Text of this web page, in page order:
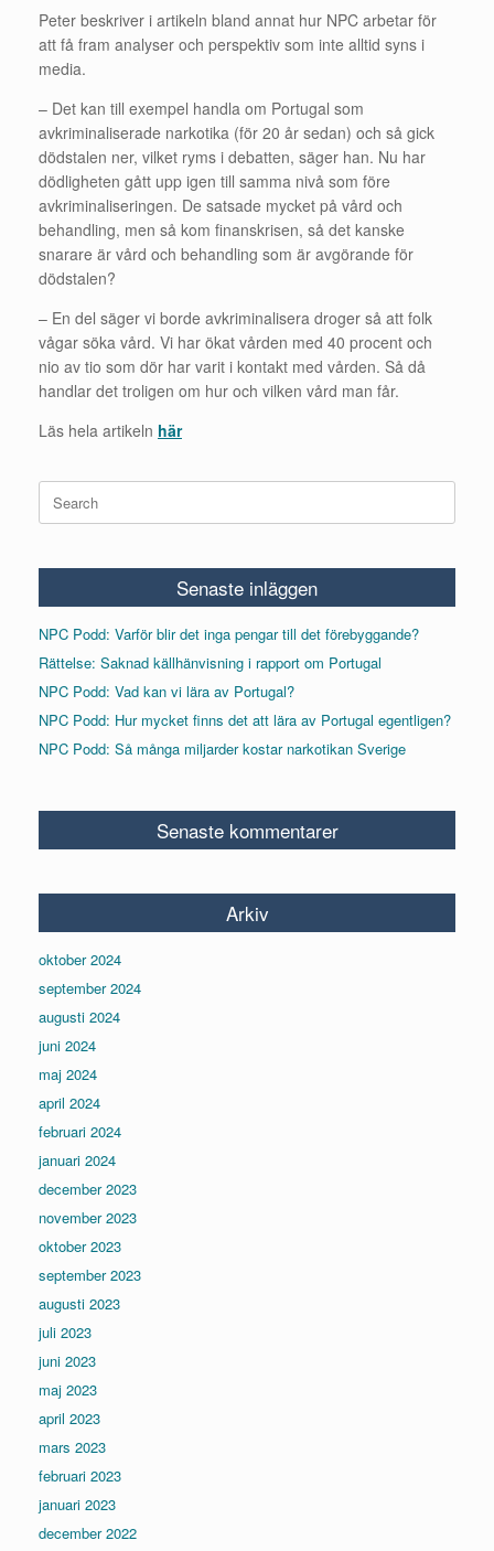
Peter beskriver i artikeln bland annat hur NPC arbetar för
att få fram analyser och perspektiv som inte alltid syns i
media.
– Det kan till exempel handla om Portugal som
avkriminaliserade narkotika (för 20 år sedan) och så gick
dödstalen ner, vilket ryms i debatten, säger han. Nu har
dödligheten gått upp igen till samma nivå som före
avkriminaliseringen. De satsade mycket på vård och
behandling, men så kom finanskrisen, så det kanske
snarare är vård och behandling som är avgörande för
dödstalen?
– En del säger vi borde avkriminalisera droger så att folk
vågar söka vård. Vi har ökat vården med 40 procent och
nio av tio som dör har varit i kontakt med vården. Så då
handlar det troligen om hur och vilken vård man får.
Läs hela artikeln här
Search
for:
Senaste inläggen
NPC Podd: Varför blir det inga pengar till det förebyggande?
Rättelse: Saknad källhänvisning i rapport om Portugal
NPC Podd: Vad kan vi lära av Portugal?
NPC Podd: Hur mycket finns det att lära av Portugal egentligen?
NPC Podd: Så många miljarder kostar narkotikan Sverige
Senaste kommentarer
Arkiv
oktober 2024
september 2024
augusti 2024
juni 2024
maj 2024
april 2024
februari 2024
januari 2024
december 2023
november 2023
oktober 2023
september 2023
augusti 2023
juli 2023
juni 2023
maj 2023
april 2023
mars 2023
februari 2023
januari 2023
december 2022